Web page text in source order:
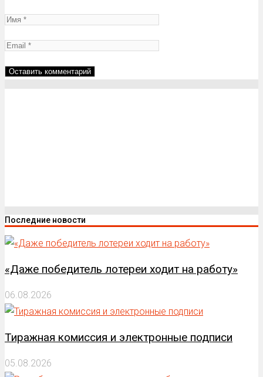
Последние новости
«Даже победитель лотереи ходит на работу»
06.08.2026
Тиражная комиссия и электронные подписи
05.08.2026